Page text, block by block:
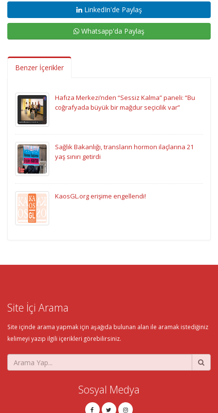
LinkedIn'de Paylaş
Whatsapp'da Paylaş
Benzer İçerikler
Hafıza Merkezi’nden “Sessiz Kalma” paneli: “Bu
coğrafyada büyük bir mağdur seçicilik var”
Sağlık Bakanlığı, transların hormon ilaçlarına 21
yaş sınırı getirdi
KaosGL.org erişime engellendi!
Site İçi Arama
Site içinde arama yapmak için aşağıda bulunan alan ile aramak istediğiniz
kelimeyi yazıp ilgili içerikleri görebilirsiniz.
Sosyal Medya